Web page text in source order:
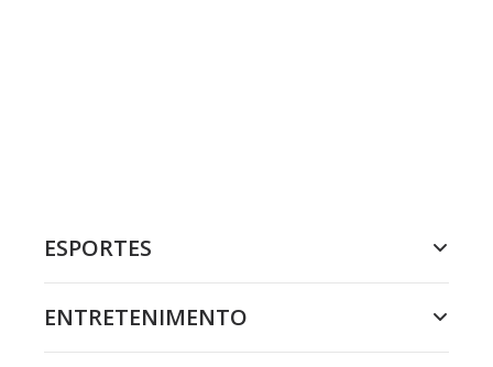
ESPORTES
ENTRETENIMENTO